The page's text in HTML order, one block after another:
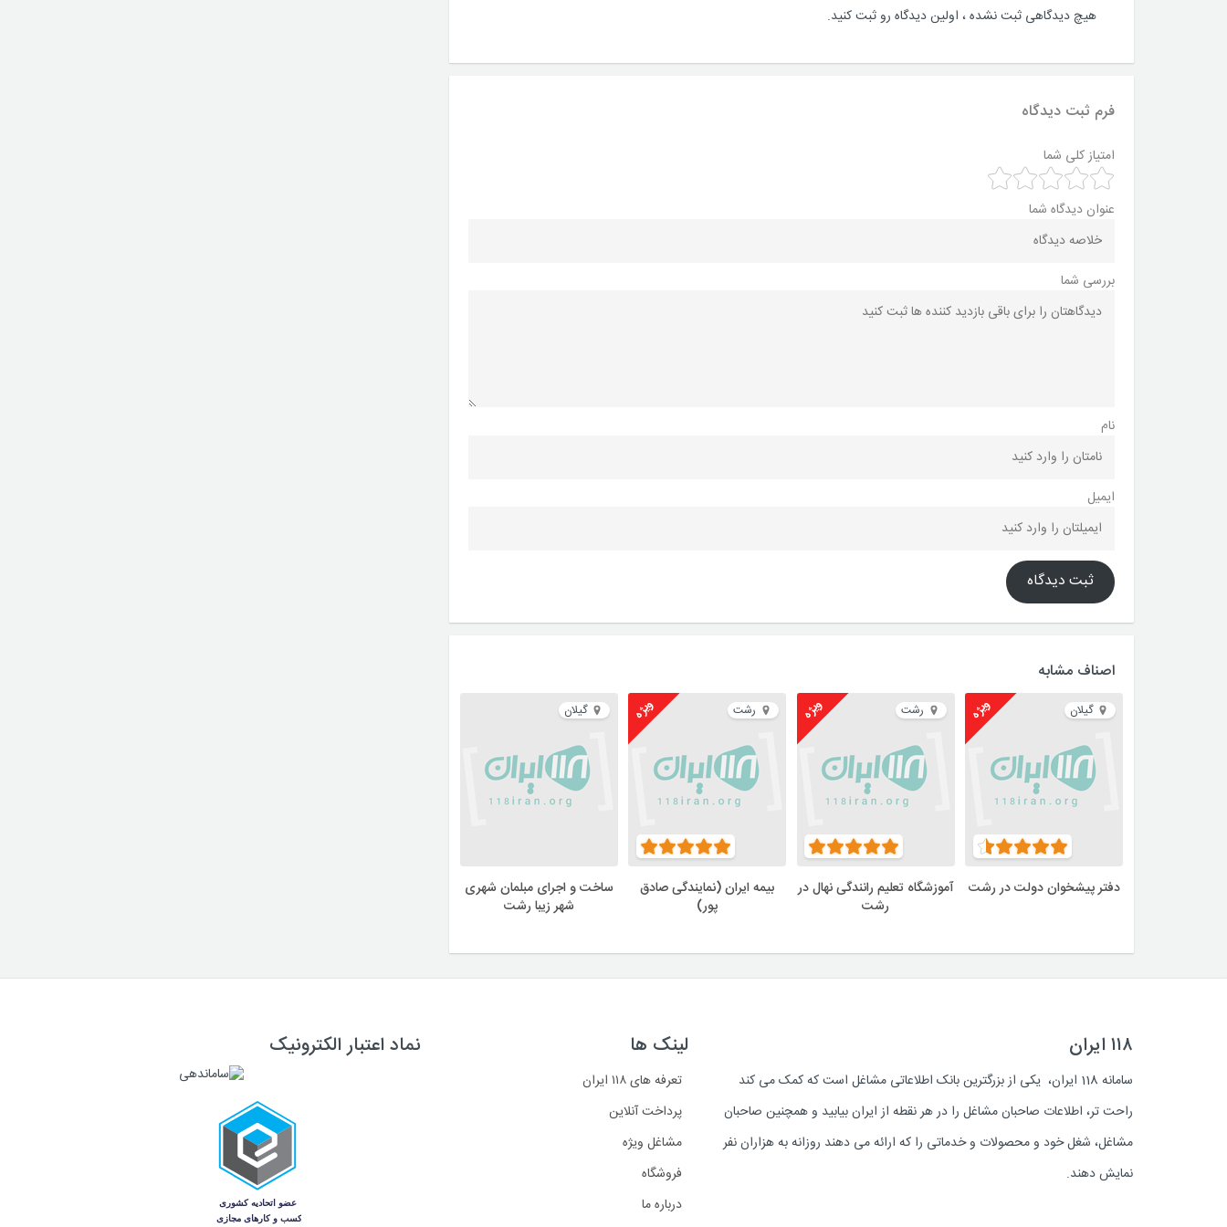
هیچ دیدگاهی ثبت نشده ، اولین دیدگاه رو ثبت کنید.
فرم ثبت دیدگاه
امتیاز کلی شما
عنوان دیدگاه شما
بررسی شما
نام
ایمیل
ثبت دیدگاه
اصناف مشابه
گیلان ویژه
دفتر پیشخوان دولت در رشت
رشت ویژه
آموزشگاه تعلیم رانندگی نهال در
رشت
رشت ویژه
بیمه ایران (نمایندگی صادق
پور)
گیلان
ساخت و اجرای مبلمان شهری
شهر زیبا رشت
۱۱۸ ایران
سامانه 118 ایران، یکی از بزرگترین بانک اطلاعاتی مشاغل است که کمک می کند
راحت تر، اطلاعات صاحبان مشاغل را در هر نقطه از ایران بیابید و همچنین صاحبان
مشاغل، شغل خود و محصولات و خدماتی را که ارائه می دهند روزانه به هزاران نفر
نمایش دهند.
لینک ها
تعرفه های ۱۱۸ ایران
پرداخت آنلاین
مشاغل ویژه
فروشگاه
درباره ما
نماد اعتبار الکترونیک